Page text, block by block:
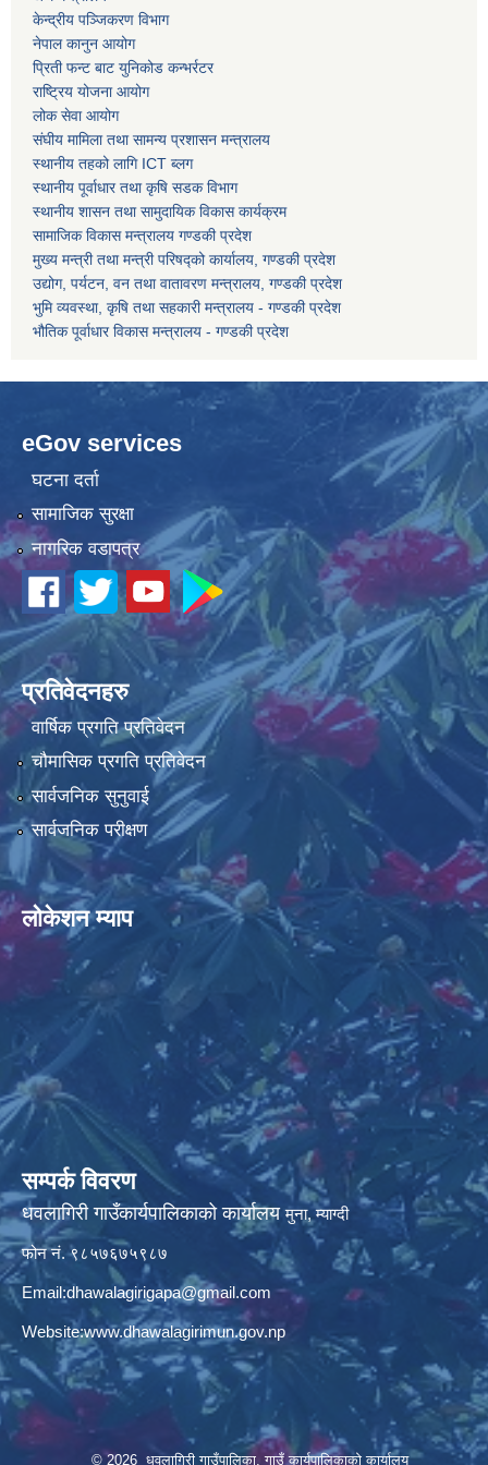
केन्द्रीय पञ्जिकरण विभाग
नेपाल कानुन आयोग
प्रिती फन्ट बाट युनिकोड कन्भर्रटर
राष्ट्रिय योजना आयोग
लोक सेवा आयोग
संघीय मामिला तथा सामन्य प्रशासन मन्त्रालय
स्थानीय तहको लागि ICT ब्लग
स्थानीय पूर्वाधार तथा कृषि सडक विभाग
स्थानीय शासन तथा सामुदायिक विकास कार्यक्रम
सामाजिक विकास मन्त्रालय गण्डकी प्रदेश
मुख्य मन्त्री तथा मन्त्री परिषद्को कार्यालय, गण्डकी प्रदेश
उद्योग, पर्यटन, वन तथा वातावरण मन्त्रालय, गण्डकी प्रदेश
भुमि व्यवस्था, कृषि तथा सहकारी मन्त्रालय - गण्डकी प्रदेश
भौतिक पूर्वाधार विकास मन्त्रालय - गण्डकी प्रदेश
eGov services
घटना दर्ता
सामाजिक सुरक्षा
नागरिक वडापत्र
प्रतिवेदनहरु
वार्षिक प्रगति प्रतिवेदन
चौमासिक प्रगति प्रतिवेदन
सार्वजनिक सुनुवाई
सार्वजनिक परीक्षण
लोकेशन म्याप
सम्पर्क विवरण
धवलागिरी गाउँकार्यपालिकाको कार्यालयमुना, म्याग्दी
फोन नं. ९८५७६७५९८७
Email:dhawalagirigapa@gmail.com
Website:www.dhawalagirimun.gov.np
© 2026 धवलागिरी गाउँपालिका, गाउँ कार्यपालिकाको कार्यालय